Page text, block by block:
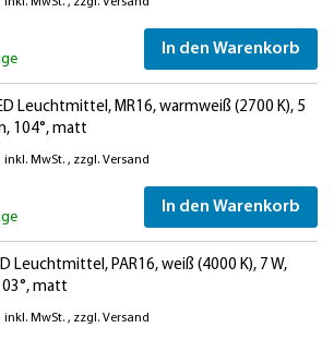
In den Warenkorb
Leuchtmittel, MR16, warmweiß (2700 K), 5
104°, matt
inkl. MwSt. , zzgl. Versand
In den Warenkorb
Leuchtmittel, PAR16, weiß (4000 K), 7 W,
matt
inkl. MwSt. , zzgl. Versand